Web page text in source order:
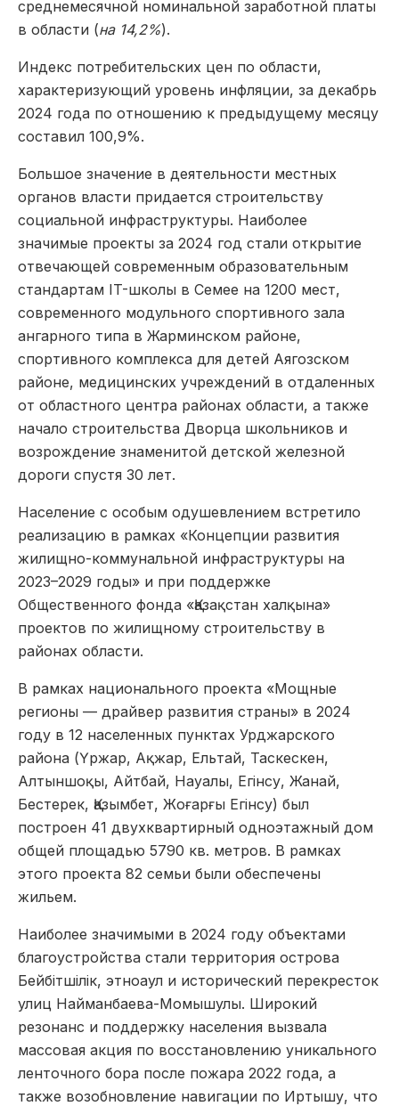
среднемесячной номинальной заработной платы
в области (на 14,2%).
Индекс потребительских цен по области,
характеризующий уровень инфляции, за декабрь
2024 года по отношению к предыдущему месяцу
составил 100,9%.
Большое значение в деятельности местных
органов власти придается строительству
социальной инфраструктуры. Наиболее
значимые проекты за 2024 год стали открытие
отвечающей современным образовательным
стандартам IT-школы в Семее на 1200 мест,
современного модульного спортивного зала
ангарного типа в Жарминском районе,
спортивного комплекса для детей Аягозском
районе, медицинских учреждений в отдаленных
от областного центра районах области, а также
начало строительства Дворца школьников и
возрождение знаменитой детской железной
дороги спустя 30 лет.
Население с особым одушевлением встретило
реализацию в рамках «Концепции развития
жилищно-коммунальной инфраструктуры на
2023–2029 годы» и при поддержке
Общественного фонда «Қазақстан халқына»
проектов по жилищному строительству в
районах области.
В рамках национального проекта «Мощные
регионы — драйвер развития страны» в 2024
году в 12 населенных пунктах Урджарского
района (Үржар, Ақжар, Ельтай, Таскескен,
Алтыншоқы, Айтбай, Науалы, Егінсу, Жанай,
Бестерек, Қазымбет, Жоғарғы Егінсу) был
построен 41 двухквартирный одноэтажный дом
общей площадью 5790 кв. метров. В рамках
этого проекта 82 семьи были обеспечены
жильем.
Наиболее значимыми в 2024 году объектами
благоустройства стали территория острова
Бейбітшілік, этноаул и исторический перекресток
улиц Найманбаева-Момышулы. Широкий
резонанс и поддержку населения вызвала
массовая акция по восстановлению уникального
ленточного бора после пожара 2022 года, а
также возобновление навигации по Иртышу, что